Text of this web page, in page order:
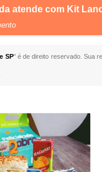
atende com Kit
SP" é de direito reservado. Sua